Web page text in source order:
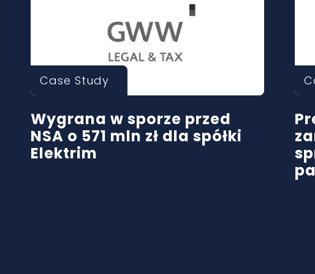
Case Study
Wygrana w sporze przed
NSA o 571 mln zł dla spółki
Elektrim